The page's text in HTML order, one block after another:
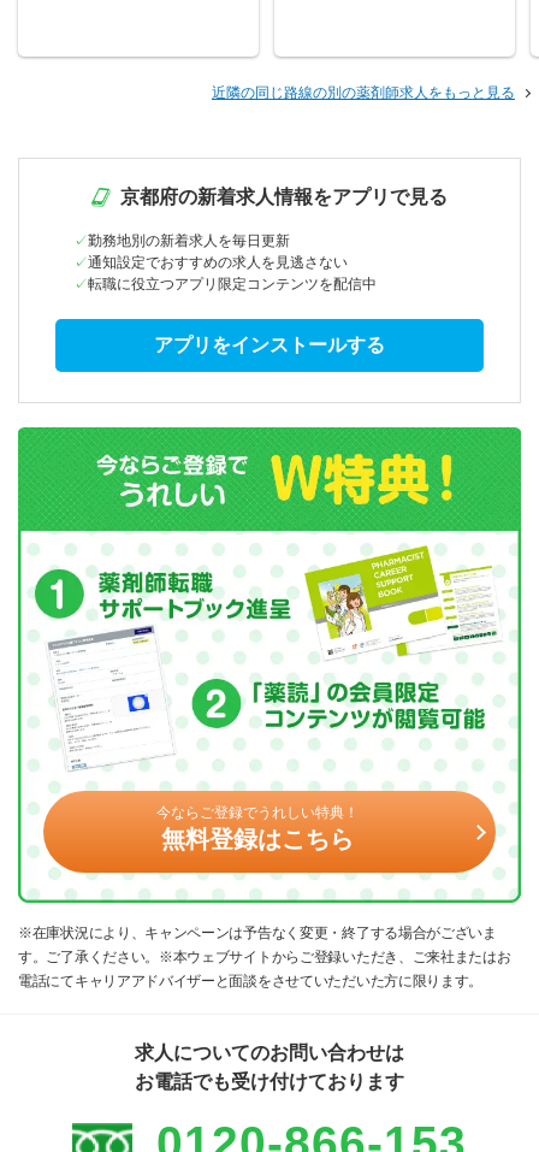
近隣の同じ路線の別の薬剤師求人をもっと見る
京都府の新着求人情報をアプリで見る
勤務地別の新着求人を毎日更新
通知設定でおすすめの求人を見逃さない
転職に役立つアプリ限定コンテンツを配信中
アプリをインストールする
今ならご登録でうれしい特典！
無料登録はこちら
※在庫状況により、キャンペーンは予告なく変更・終了する場合がございま
す。ご了承ください。※本ウェブサイトからご登録いただき、ご来社またはお
電話にてキャリアアドバイザーと面談をさせていただいた方に限ります。
求人についてのお問い合わせは
お電話でも受け付けております